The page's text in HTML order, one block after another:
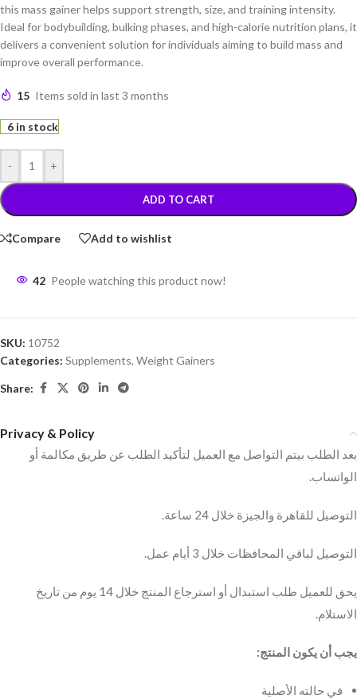
this mass gainer helps support strength, size, and training intensity.
Ideal for bodybuilding, bulking phases, and high-calorie nutrition plans, it
delivers a convenient solution for individuals aiming to build mass and
improve overall performance.
15 Items sold in last 3 months
6 in stock
- +
ADD TO CART
Compare Add to wishlist
42 People watching this product now!
SKU: 10752
Categories: Supplements, Weight Gainers
Share:
Privacy & Policy
بعد الطلب بيتم التواصل مع العميل لتأكيد الطلب عن طريق مكالمة أو
الواتساب.
التوصيل للقاهرة والجيزة خلال 24 ساعة.
التوصيل لباقي المحافظات خلال 3 أيام عمل.
يحق للعميل طلب استبدال أو استرجاع المنتج خلال 14 يوم من تاريخ
الاستلام.
يجب أن يكون المنتج:
في حالته الأصلية